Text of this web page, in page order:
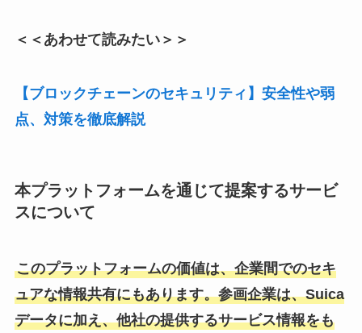
＜＜あわせて読みたい＞＞
【ブロックチェーンのセキュリティ】安全性や弱
点、対策を徹底解説
本プラットフォームを通じて提案するサービ
スについて
このプラットフォームの価値は、企業間でのセキ
ュアな情報共有にもあります。参画企業は、Suica
データに加え、他社の提供するサービス情報をも